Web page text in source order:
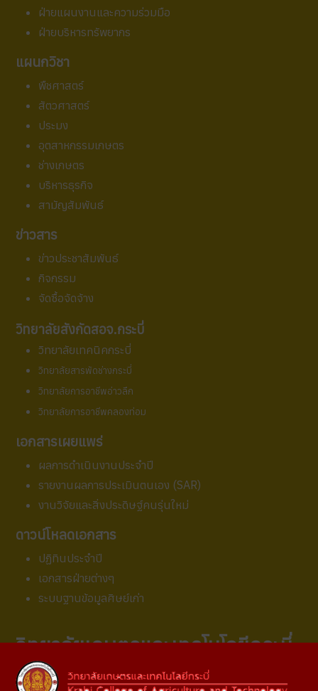
ฝ่ายแผนงานและความร่วมมือ
ฝ่ายบริหารทรัพยากร
แผนกวิชา
พืชศาสตร์
สัตวศาสตร์
ประมง
อุตสาหกรรมเกษตร
ช่างเกษตร
บริหารธุรกิจ
สามัญสัมพันธ์
ข่าวสาร
ข่าวประชาสัมพันธ์
กิจกรรม
จัดซื้อจัดจ้าง
วิทยาลัยสังกัดสอจ.กระบี่
วิทยาลัยเทคนิคกระบี่
วิทยาลัยสารพัดช่างกระบี่
วิทยาลัยการอาชีพอ่าวลึก
วิทยาลัยการอาชีพคลองท่อม
เอกสารเผยแพร่
ผลการดำเนินงานประจำปี
รายงานผลการประเมินตนเอง (SAR)
งานวิจัยและสิ่งประดิษฐ์คนรุ่นใหม่
ดาวน์โหลดเอกสาร
ปฏิทินประจำปี
เอกสารฝ่ายต่างๆ
ระบบฐานข้อมูลศิษย์เก่า
วิทยาลัยเกษตรและเทคโนโลยีกระบี่
สถานที่ติดต่อ :